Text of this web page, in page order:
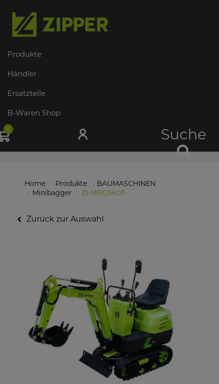
Produkte
Händler
Ersatzteile
B-Waren Shop
0 Suche
Home Produkte
BAUMASCHINEN
Minibagger
ZI-MBGS600
Zurück zur Auswahl